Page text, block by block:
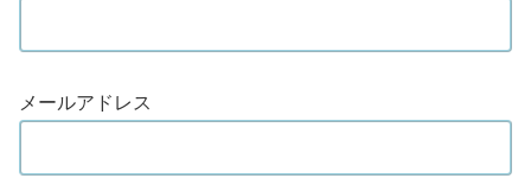
メールアドレス